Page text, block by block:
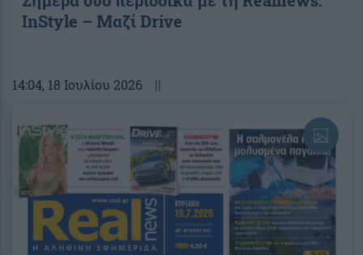
InStyle – Μαζί Drive
14:04, 18 Ιουλίου 2026 ||